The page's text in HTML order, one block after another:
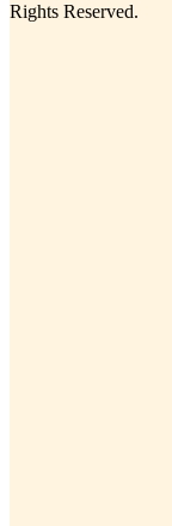
Rights Reserved.